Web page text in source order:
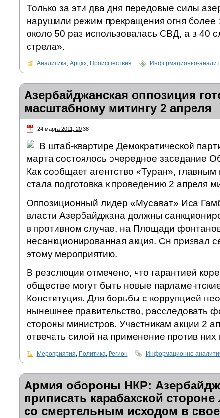
Только за эти два дня передовые силы
нарушили режим прекращения огня более
около 50 раз использовалась СВД, а в 40
стрела».
Аналитика, Арцах, Происшествия Информационно-
Азербайджанская оппозиция
масштабному митингу 2 апреля
24 марта 2011, 20:38
В штаб-квартире Демократической
марта состоялось очередное заседание
Как сообщает агентство «Туран»,
стала подготовка к проведению 2 апреля
Оппозиционный лидер «Мусават» Иса
власти Азербайджана должны
в противном случае, на Площади
несанкционированная акция. Он призвал
этому мероприятию.
В резолюции отмечено, что гарантией
обществе могут быть новые
Конституция. Для борьбы с коррупцией
нынешнее правительство, расследовать
стороны министров. Участникам акции 2
отвечать силой на применение против них
Мероприятия, Политика, Регион Информационно-
Армия обороны НКР:
приписать карабахской
со смертельным исходом в